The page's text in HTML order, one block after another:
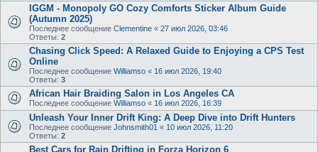
IGGM - Monopoly GO Cozy Comforts Sticker Album Guide
(Autumn 2025)
Последнее сообщение Clementine « 27 июл 2026, 03:46
Ответы: 2
Chasing Click Speed: A Relaxed Guide to Enjoying a CPS Test
Online
Последнее сообщение Williamso « 16 июл 2026, 19:40
Ответы: 3
African Hair Braiding Salon in Los Angeles CA
Последнее сообщение Williamso « 16 июл 2026, 16:39
Unleash Your Inner Drift King: A Deep Dive into Drift Hunters
Последнее сообщение Johnsmith01 « 10 июл 2026, 11:20
Ответы: 2
Best Cars for Rain Drifting in Forza Horizon 6